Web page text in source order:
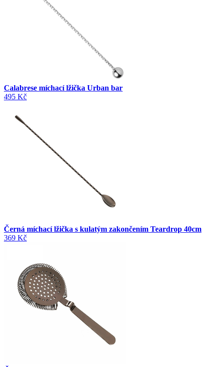
Calabrese míchací lžička Urban bar
495 Kč
Černá míchací lžička s kulatým zakončením Teardrop 40cm
369 Kč